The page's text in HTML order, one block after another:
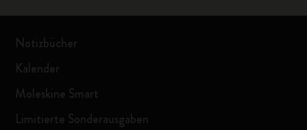
Notizbücher
Kalender
Moleskine Smart
Limitierte Sonderausgaben